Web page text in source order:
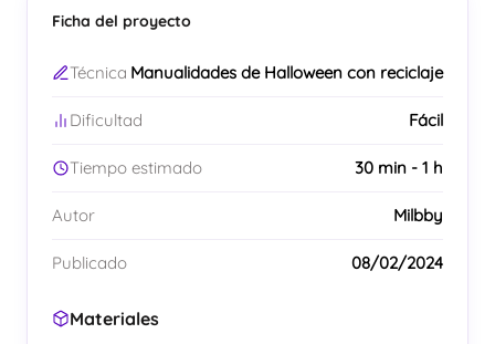
Ficha del proyecto
Técnica Manualidades de Halloween con reciclaje
Dificultad Fácil
Tiempo estimado 30 min - 1 h
Autor Milbby
Publicado 08/02/2024
Materiales